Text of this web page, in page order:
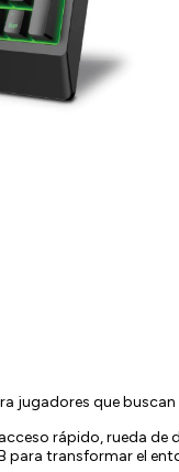
jugadores que
rápido, rueda de
para transformar el